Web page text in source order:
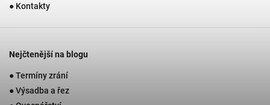
● Kontakty
Nejčtenější na blogu
● Termíny zrání
● Výsadba a řez